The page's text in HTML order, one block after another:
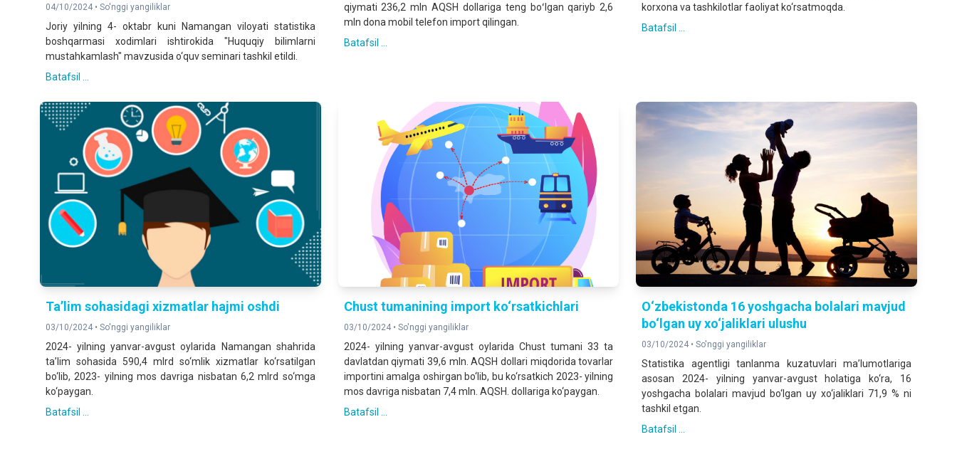
04/10/2024 • So'nggi yangiliklar
Joriy yilning 4- oktabr kuni Namangan viloyati statistika
boshqarmasi xodimlari ishtirokida "Huquqiy bilimlarni
mustahkamlash" mavzusida o‘quv seminari tashkil etildi.
Batafsil ...
qiymati 236,2 mln AQSH dollariga teng boʻlgan qariyb 2,6
mln dona mobil telefon import qilingan.
Batafsil ...
korxona va tashkilotlar faoliyat ko‘rsatmoqda.
Batafsil ...
Ta’lim sohasidagi xizmatlar hajmi oshdi
03/10/2024 • So'nggi yangiliklar
2024- yilning yanvar-avgust oylarida Namangan shahrida
ta’lim sohasida 590,4 mlrd so‘mlik xizmatlar ko‘rsatilgan
bo‘lib, 2023- yilning mos davriga nisbatan 6,2 mlrd so‘mga
ko‘paygan.
Batafsil ...
Chust tumanining import ko‘rsatkichlari
03/10/2024 • So'nggi yangiliklar
2024- yilning yanvar-avgust oylarida Chust tumani 33 ta
davlatdan qiymati 39,6 mln. AQSH dollari miqdorida tovarlar
importini amalga oshirgan bo‘lib, bu ko‘rsatkich 2023- yilning
mos davriga nisbatan 7,4 mln. AQSH. dollariga ko‘paygan.
Batafsil ...
O‘zbekistonda 16 yoshgacha bolalari mavjud
bo‘lgan uy xo‘jaliklari ulushu
03/10/2024 •So'nggi yangiliklar
Statistika agentligi tanlanma kuzatuvlari ma’lumotlariga
asosan 2024- yilning yanvar-avgust holatiga ko‘ra, 16
yoshgacha bolalari mavjud bo‘lgan uy xo‘jaliklari 71,9 % ni
tashkil etgan.
Batafsil ...